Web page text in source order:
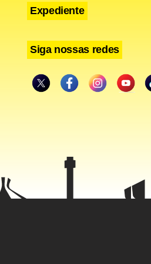
Expediente
Siga nossas redes